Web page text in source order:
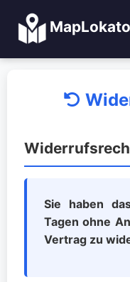
Sie haben
Tagen ohne
Vertrag zu